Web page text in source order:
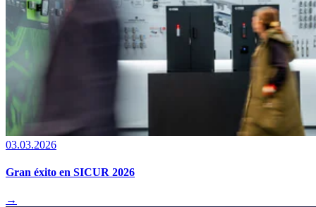
03.03.2026
Gran éxito en SICUR 2026
→